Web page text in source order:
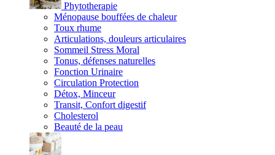
Phytotherapie
Ménopause bouffées de chaleur
Toux rhume
Articulations, douleurs articulaires
Sommeil Stress Moral
Tonus, défenses naturelles
Fonction Urinaire
Circulation Protection
Détox, Minceur
Transit, Confort digestif
Cholesterol
Beauté de la peau